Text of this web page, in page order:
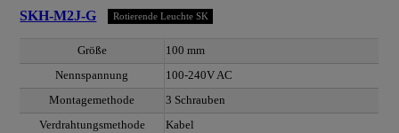
SKH-M2J-G Rotierende Leuchte SK
Größe
100 mm
Nennspannung
100-240V AC
Montagemethode
3 Schrauben
Verdrahtungsmethode
Kabel